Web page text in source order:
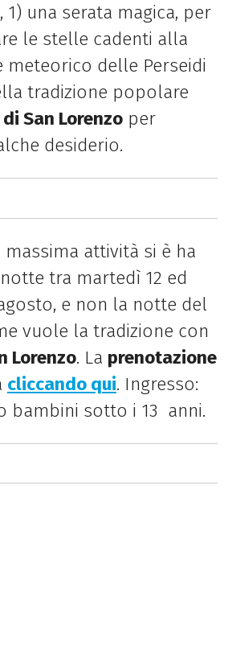
1) una serata magica, per
le stelle cadenti alla
meteorico delle Perseidi
tradizione popolare
San Lorenzoper
desiderio.
attività si è ha
tra martedì 12 ed
e non la notte del
vuole la tradizione con
Lorenzo. La prenotazione
cliccando qui. Ingresso:
bambini sotto i 13 anni.